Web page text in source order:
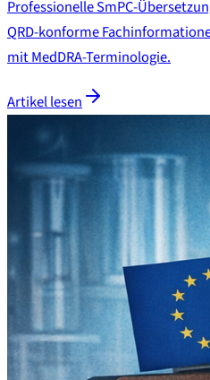
Professionelle SmPC-
QRD-konforme
mit MedDRA-Terminologie.
Artikel lesen